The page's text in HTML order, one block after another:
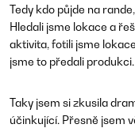
Tedy kdo půjde na
Hledali jsme lokace a
aktivita, fotili jsme
jsme to předali produkci.
Taky jsem si zkusila
účinkující. Přesně jsem